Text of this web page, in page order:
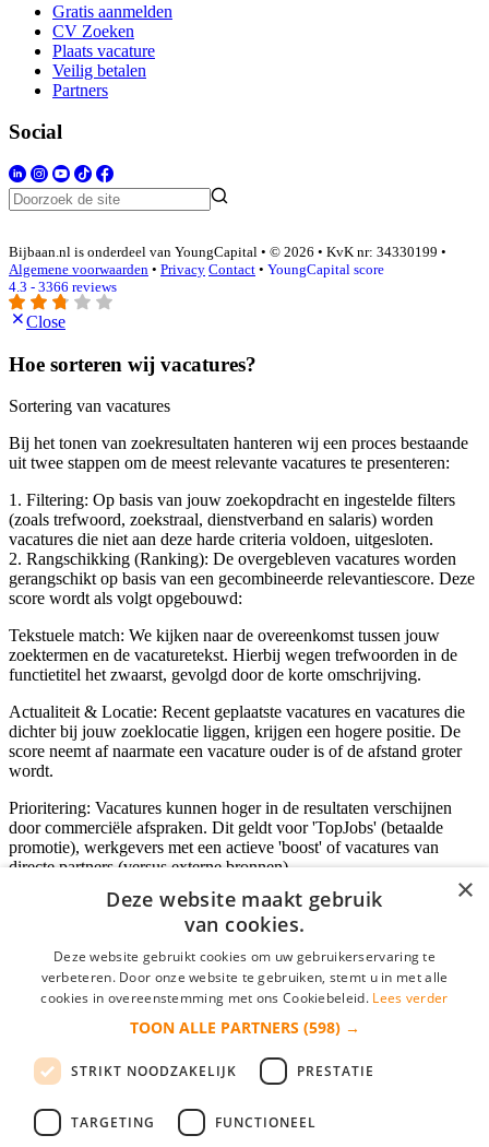
Gratis aanmelden
CV Zoeken
Plaats vacature
Veilig betalen
Partners
Social
Bijbaan.nl is onderdeel van YoungCapital • © 2026 • KvK nr: 34330199 •
Algemene voorwaarden • Privacy Contact • YoungCapital score
4.3 - 3366 reviews
Close
Hoe sorteren wij vacatures?
Sortering van vacatures
Bij het tonen van zoekresultaten hanteren wij een proces bestaande
uit twee stappen om de meest relevante vacatures te presenteren:
1. Filtering: Op basis van jouw zoekopdracht en ingestelde filters
(zoals trefwoord, zoekstraal, dienstverband en salaris) worden
vacatures die niet aan deze harde criteria voldoen, uitgesloten.
2. Rangschikking (Ranking): De overgebleven vacatures worden
gerangschikt op basis van een gecombineerde relevantiescore. Deze
score wordt als volgt opgebouwd:
Tekstuele match: We kijken naar de overeenkomst tussen jouw
zoektermen en de vacaturetekst. Hierbij wegen trefwoorden in de
functietitel het zwaarst, gevolgd door de korte omschrijving.
Actualiteit & Locatie: Recent geplaatste vacatures en vacatures die
dichter bij jouw zoeklocatie liggen, krijgen een hogere positie. De
score neemt af naarmate een vacature ouder is of de afstand groter
wordt.
Prioritering: Vacatures kunnen hoger in de resultaten verschijnen
door commerciële afspraken. Dit geldt voor 'TopJobs' (betaalde
promotie), werkgevers met een actieve 'boost' of vacatures van
directe partners (versus externe bronnen).
Inloggen als bedrijf
*
login gegevens onthouden
login
×
Deze website maakt gebruik
van cookies.
Deze website gebruikt cookies om uw gebruikerservaring te
verbeteren. Door onze website te gebruiken, stemt u in met alle
cookies in overeenstemming met ons Cookiebeleid. Lees verder
TOON ALLE PARTNERS (598) →
STRIKT NOODZAKELIJK PRESTATIE
TARGETING FUNCTIONEEL